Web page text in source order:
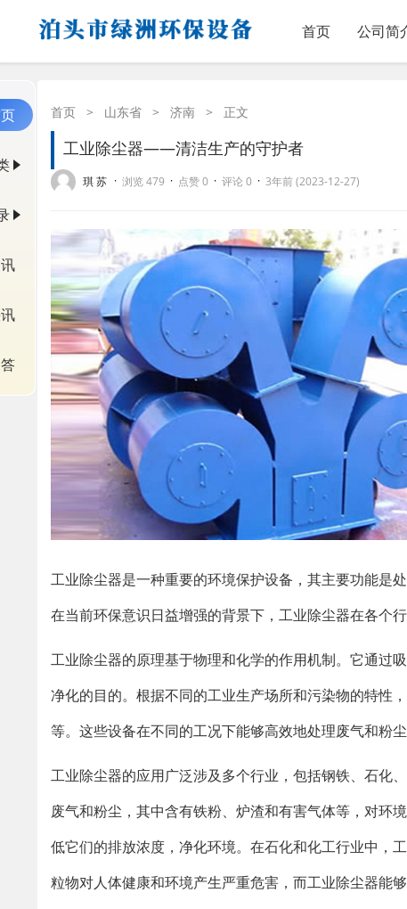
首页 公司简
首页 > 山东省 > 济南 > 正文
工业除尘器——清洁生产的守护者
琪 苏 · 浏览 479 · 点赞 0 · 评论 0 · 3年前 (2023-12-27)
工业除尘器是一种重要的环境保护设备，其主要功能是
在当前环保意识日益增强的背景下，工业除尘器在各个
工业除尘器的原理基于物理和化学的作用机制。它通过
净化的目的。根据不同的工业生产场所和污染物的特性
等。这些设备在不同的工况下能够高效地处理废气和粉
工业除尘器的应用广泛涉及多个行业，包括钢铁、石化
废气和粉尘，其中含有铁粉、炉渣和有害气体等，对环
低它们的排放浓度，净化环境。在石化和化工行业中，
粒物对人体健康和环境产生严重危害，而工业除尘器能